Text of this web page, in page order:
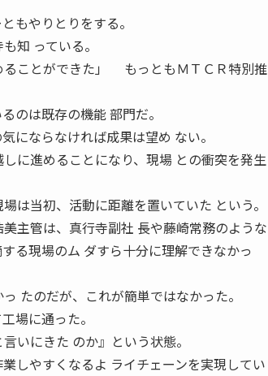
もやりとりをする。
知 っている。
ることができた」 もっともＭＴＣＲ特別推
のは既存の機能 部門だ。
にならなければ成果は望め ない。
に進めることになり、現場 との衝突を発生
は当初、活動に距離を置いていた という。
主管は、真行寺副社 長や藤崎常務のような
る現場のム ダすら十分に理解できなかっ
たのだが、これが簡単ではなかった。
場に通った。
いにきた のか』という状態。
しやすくなるよ ライチェーンを実現してい